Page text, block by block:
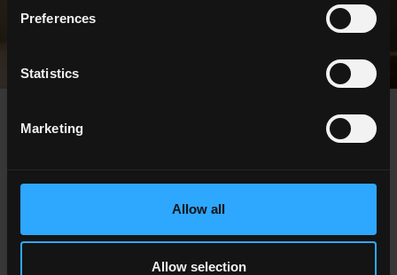
Preferences
Statistics
Marketing
Allow all
Allow selection
news